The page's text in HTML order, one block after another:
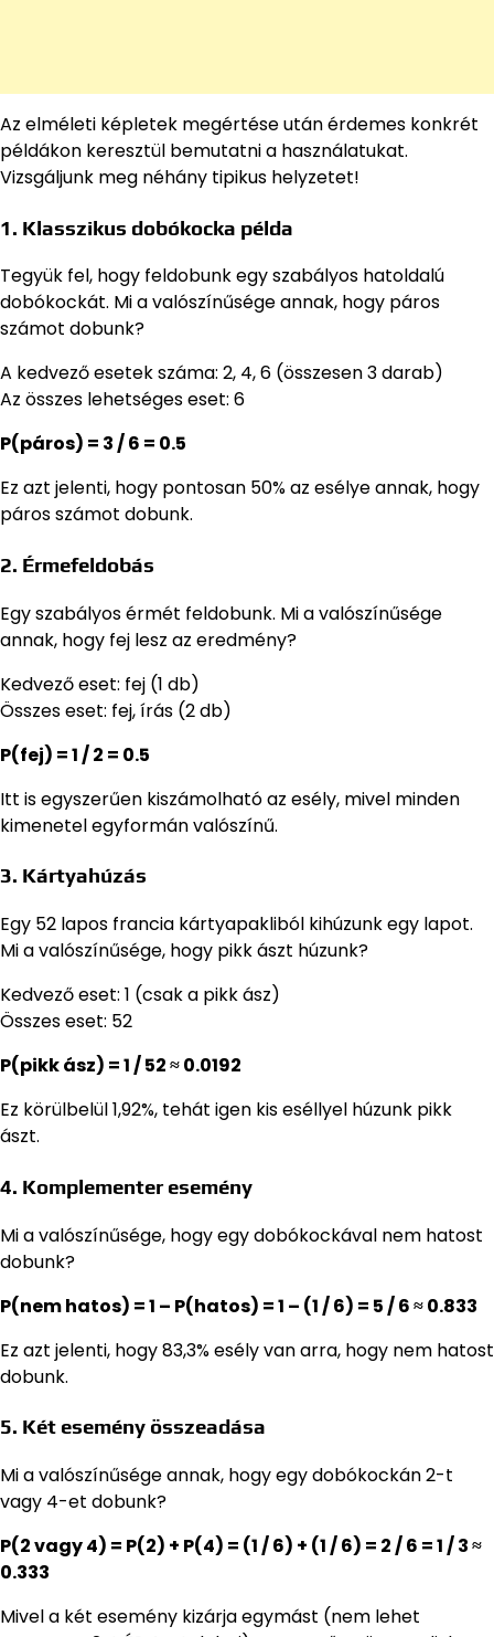
Az elméleti képletek megértése után érdemes konkrét
példákon keresztül bemutatni a használatukat.
Vizsgáljunk meg néhány tipikus helyzetet!
1. Klasszikus dobókocka példa
Tegyük fel, hogy feldobunk egy szabályos hatoldalú
dobókockát. Mi a valószínűsége annak, hogy páros
számot dobunk?
A kedvező esetek száma: 2, 4, 6 (összesen 3 darab)
Az összes lehetséges eset: 6
P(páros) = 3 / 6 = 0.5
Ez azt jelenti, hogy pontosan 50% az esélye annak, hogy
páros számot dobunk.
2. Érmefeldobás
Egy szabályos érmét feldobunk. Mi a valószínűsége
annak, hogy fej lesz az eredmény?
Kedvező eset: fej (1 db)
Összes eset: fej, írás (2 db)
P(fej) = 1 / 2 = 0.5
Itt is egyszerűen kiszámolható az esély, mivel minden
kimenetel egyformán valószínű.
3. Kártyahúzás
Egy 52 lapos francia kártyapakliból kihúzunk egy lapot.
Mi a valószínűsége, hogy pikk ászt húzunk?
Kedvező eset: 1 (csak a pikk ász)
Összes eset: 52
P(pikk ász) = 1 / 52 ≈ 0.0192
Ez körülbelül 1,92%, tehát igen kis eséllyel húzunk pikk
ászt.
4. Komplementer esemény
Mi a valószínűsége, hogy egy dobókockával nem hatost
dobunk?
P(nem hatos) = 1 – P(hatos) = 1 – (1 / 6) = 5 / 6 ≈ 0.833
Ez azt jelenti, hogy 83,3% esély van arra, hogy nem hatost
dobunk.
5. Két esemény összeadása
Mi a valószínűsége annak, hogy egy dobókockán 2-t
vagy 4-et dobunk?
P(2 vagy 4) = P(2) + P(4) = (1 / 6) + (1 / 6) = 2 / 6 = 1 / 3 ≈
0.333
Mivel a két esemény kizárja egymást (nem lehet